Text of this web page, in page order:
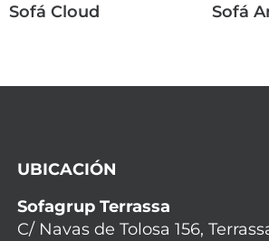
Sofá Cloud Sofá
UBICACIÓN
Sofagrup Terrassa
C/ Navas de Tolosa 156,